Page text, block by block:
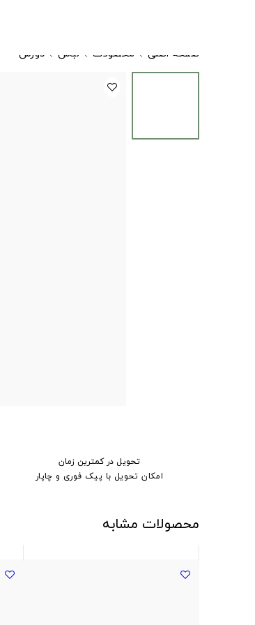
صفحه اصلی محصولات لباس دورس
تحویل در کمترین زمان
امکان تحویل با پیک فوری و چاپار
محصولات مشابه